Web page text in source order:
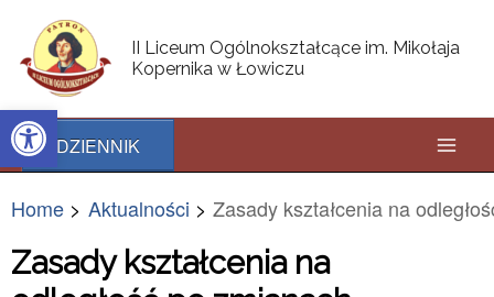
Open toolbar
content
II Liceum Ogólnokształcące im. Mikołaja
Kopernika w Łowiczu
DZIENNIK
Home Aktualności Zasady kształcenia na
Zasady kształcenia na
navigation